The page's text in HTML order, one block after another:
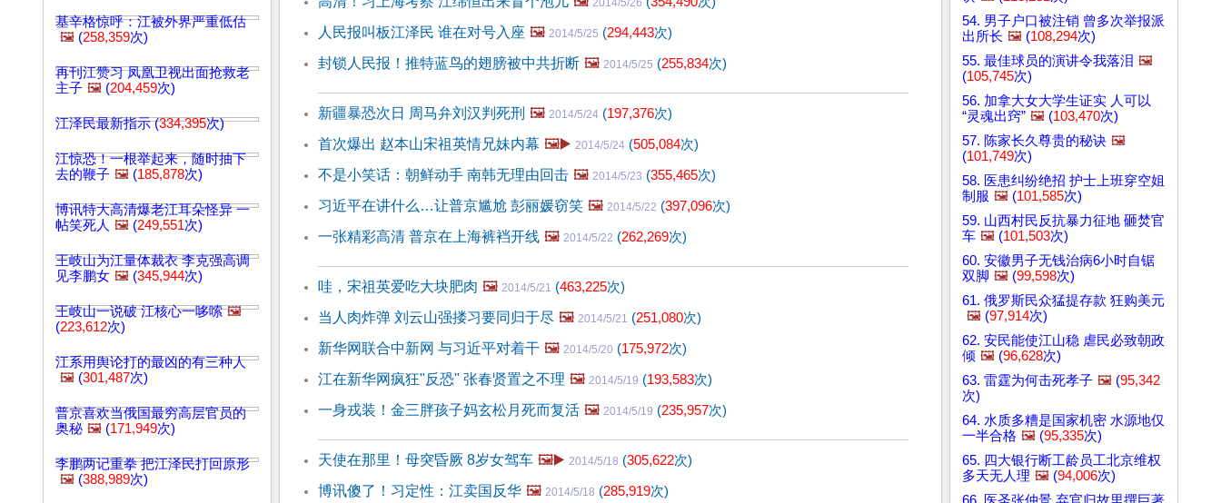
基辛格惊呼：江被外界严重低估
🖼️ (258,359次)
再刊江赞习 凤凰卫视出面抢救老
主子 🖼️ (204,459次)
江泽民最新指示 (334,395次)
江惊恐！一根举起来，随时抽下
去的鞭子 🖼️ (185,878次)
博讯特大高清爆老江耳朵怪异 一
帖笑死人 🖼️ (249,551次)
王岐山为江量体裁衣 李克强高调
见李鹏女 🖼️ (345,944次)
王岐山一说破 江核心一哆嗦 🖼️
(223,612次)
江系用舆论打的最凶的有三种人
🖼️ (301,487次)
普京喜欢当俄国最穷高层官员的
奥秘 🖼️ (171,949次)
李鹏两记重拳 把江泽民打回原形
🖼️ (388,989次)
2014/5/26
人民报叫板江泽民 谁在对号入座 🖼️ 2014/5/25 (294,443次)
封锁人民报！推特蓝鸟的翅膀被中共折断 🖼️ 2014/5/25 (255,834次)
新疆暴恐次日 周马弁刘汉判死刑 🖼️ 2014/5/24 (197,376次)
首次爆出 赵本山宋祖英情兄妹内幕 🖼️▶️ 2014/5/24 (505,084次)
不是小笑话：朝鲜动手 南韩无理由回击 🖼️ 2014/5/23 (355,465次)
习近平在讲什么…让普京尴尬 彭丽媛窃笑 🖼️ 2014/5/22 (397,096次)
一张精彩高清 普京在上海裤裆开线 🖼️ 2014/5/22 (262,269次)
哇，宋祖英爱吃大块肥肉 🖼️ 2014/5/21 (463,225次)
当人肉炸弹 刘云山强搂习要同归于尽 🖼️ 2014/5/21 (251,080次)
新华网联合中新网 与习近平对着干 🖼️ 2014/5/20 (175,972次)
江在新华网疯狂"反恐" 张春贤置之不理 🖼️ 2014/5/19 (193,583次)
一身戎装！金三胖孩子妈玄松月死而复活 🖼️ 2014/5/19 (235,957次)
天使在那里！母突昏厥 8岁女驾车 🖼️▶️ 2014/5/18 (305,622次)
博讯傻了！习定性：江卖国反华 🖼️ 2014/5/18 (285,919次)
54. 男子户口被注销 曾多次举报派
出所长 🖼️ (108,294次)
55. 最佳球员的演讲令我落泪 🖼️
(105,745次)
56. 加拿大女大学生证实 人可以
“灵魂出窍” 🖼️ (103,470次)
57. 陈家长久尊贵的秘诀 🖼️
(101,749次)
58. 医患纠纷绝招 护士上班穿空姐
制服 🖼️ (101,585次)
59. 山西村民反抗暴力征地 砸焚官
车 🖼️ (101,503次)
60. 安徽男子无钱治病6小时自锯
双脚 🖼️ (99,598次)
61. 俄罗斯民众猛提存款 狂购美元
🖼️ (97,914次)
62. 安民能使江山稳 虐民必致朝政
倾 🖼️ (96,628次)
63. 雷霆为何击死孝子 🖼️ (95,342
次)
64. 水质多糟是国家机密 水源地仅
一半合格 🖼️ (95,335次)
65. 四大银行断工龄员工北京维权
多天无人理 🖼️ (94,006次)
66. 医圣张仲景 弃官归故里撰巨著